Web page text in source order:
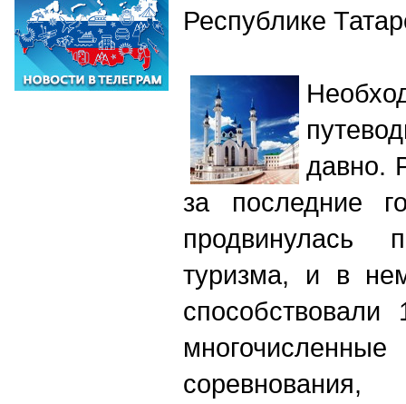
Республике
давно.
за последние
продвинулась
туризма, и в